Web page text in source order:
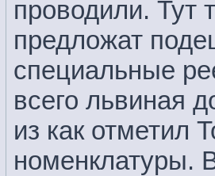
проводили. Тут
предложат
специальные
всего львиная
из как отметил
номенклатуры.